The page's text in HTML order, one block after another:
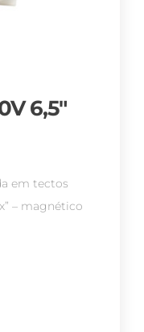
6,5″
em tectos
– magnético